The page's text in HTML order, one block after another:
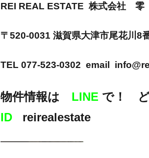
REI REAL ESTATE 株式会
〒520-0031 滋賀県大津市尾花川8
TEL 077-523-0302 email
物件情報は LINE で！ ど
ID reirealestate